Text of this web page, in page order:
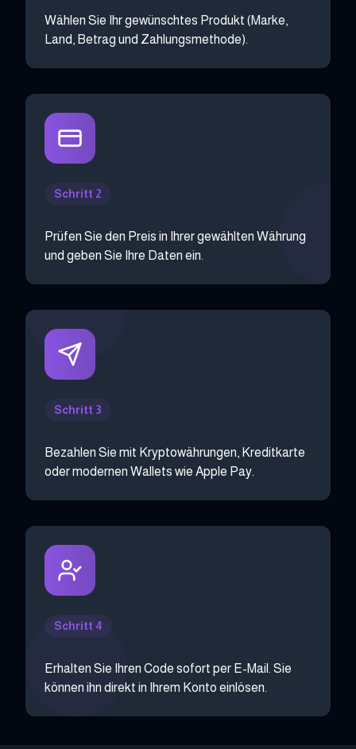
Wählen Sie Ihr gewünschtes Produkt (Marke,
Land, Betrag und Zahlungsmethode).
Schritt 2
Prüfen Sie den Preis in Ihrer gewählten Währung
und geben Sie Ihre Daten ein.
Schritt 3
Bezahlen Sie mit Kryptowährungen, Kreditkarte
oder modernen Wallets wie Apple Pay.
Schritt 4
Erhalten Sie Ihren Code sofort per E-Mail. Sie
können ihn direkt in Ihrem Konto einlösen.